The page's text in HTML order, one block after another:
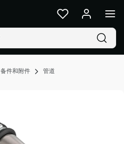
备件和附件 管道